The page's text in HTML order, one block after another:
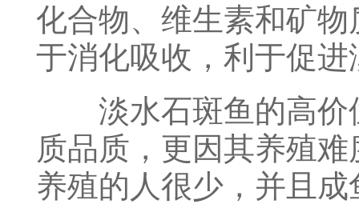
化合物、维生素和矿
于消化吸收，利于促
淡水石斑鱼的高价
质品质，更因其养殖
养殖的人很少，并且